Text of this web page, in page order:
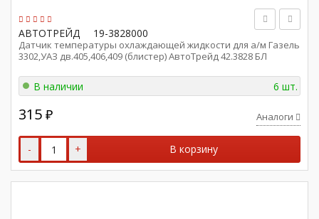
АВТОТРЕЙД 19-3828000
Датчик температуры охлаждающей жидкости для а/м Газель
3302,УАЗ дв.405,406,409 (блистер) АвтоТрейд 42.3828 БЛ
В наличии 6 шт.
315 ₽ Аналоги
- + В корзину